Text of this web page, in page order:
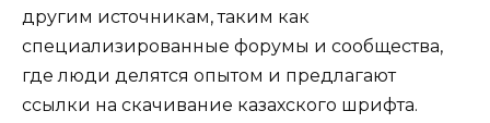
другим источникам, таким как
специализированные форумы и сообщества,
где люди делятся опытом и предлагают
ссылки на скачивание казахского шрифта.